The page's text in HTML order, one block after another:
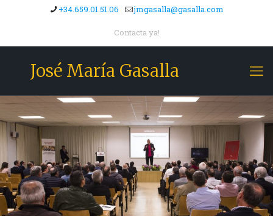
+34.659.01.51.06 jmgasalla@gasalla.com
Contacta ya!
José María Gasalla